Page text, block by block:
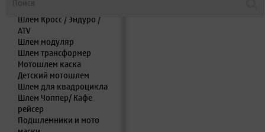
Шлем полулицевик
Шлем Кросс / Эндуро /
ATV
Шлем модуляр
Шлем трансформер
Мотошлем каска
Детский мотошлем
Шлем для квадроцикла
Шлем Чоппер/ Кафе
рейсер
Подшлемники и мото